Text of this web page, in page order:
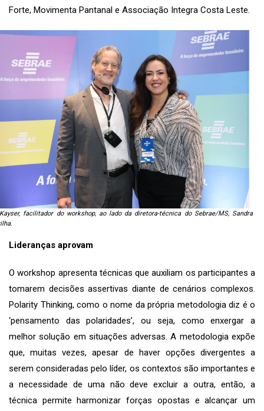
Forte, Movimenta Pantanal e Associação Integra Costa Leste.
facilitador do workshop, ao lado da diretora-técnica do Sebrae/MS, Sandra
Lideranças aprovam
O workshop apresenta técnicas que auxiliam os participantes a
tomarem decisões assertivas diante de cenários complexos.
Polarity Thinking, como o nome da própria metodologia diz é o
‘pensamento das polaridades’, ou seja, como enxergar a
melhor solução em situações adversas. A metodologia expõe
que, muitas vezes, apesar de haver opções divergentes a
serem consideradas pelo líder, os contextos são importantes e
a necessidade de uma não deve excluir a outra, então, a
técnica permite harmonizar forças opostas e alcançar um